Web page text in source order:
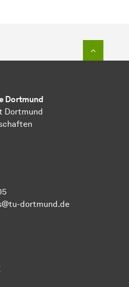
Dortmund
Dortmund
dortmund.de